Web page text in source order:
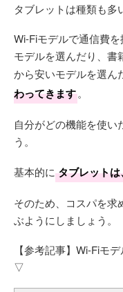
タブレットは種類も多
Wi-Fiモデルで通信費
モデルを選んだり、書
から安いモデルを選ん
わってきます。
自分がどの機能を使い
う。
基本的に タブレット
そのため、コスパを求
ぶようにしましょう。
【参考記事】Wi-Fiモ
▽